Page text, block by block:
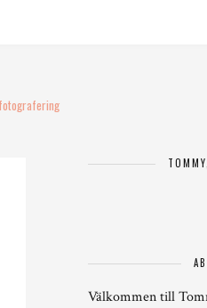
Välkommen till